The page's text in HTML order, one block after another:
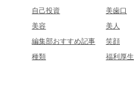
自己投資
美歯口
美容
美人
編集部おすすめ記事
笑顔
種類
福利厚生